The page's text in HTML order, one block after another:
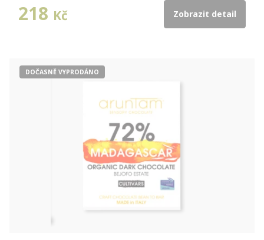
218 Kč Zobrazit detail
DOČASNĚ VYPRODÁNO